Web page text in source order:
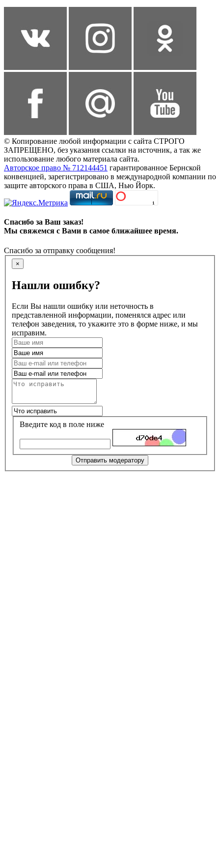
© Копирование любой информации с сайта СТРОГО
ЗАПРЕЩЕНО, без указания ссылки на источник, а так же
использование любого материала сайта.
Авторское право № 712144451 гарантированное Бернской
конвенцией, зарегистрировано в международной компании по
защите авторского права в США, Нью Йорк.
Спасибо за Ваш заказ!
Мы свяжемся с Вами в самое ближайшее время.
Спасибо за отправку сообщения!
×
Нашли ошибку?
Если Вы нашли ошибку или неточность в
представленной информации, поменялся адрес или
телефон заведения, то укажите это в форме ниже, и мы
исправим.
Введите код в поле ниже
Отправить модератору